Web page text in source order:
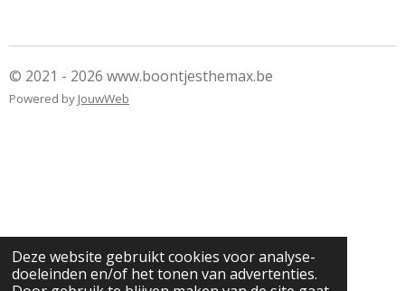
Deze website gebruikt cookies voor analyse-
doeleinden en/of het tonen van advertenties.
© 2021 - 2026 www.boontjesthemax.be
Powered by JouwWeb